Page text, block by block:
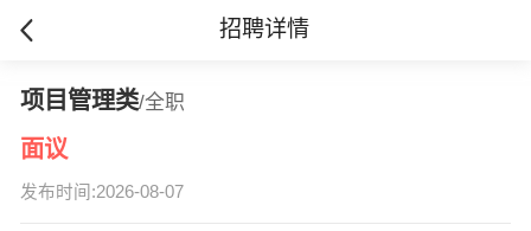
招聘详情
项目管理类/全职
面议
发布时间:2026-08-07